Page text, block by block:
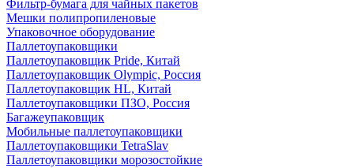
Фильтр-бумага для чайных пакетов
Мешки полипропиленовые
Упаковочное оборудование
Паллетоупаковщики
Паллетоупаковщик Pride, Китай
Паллетоупаковщик Olympic, Россия
Паллетоупаковщик HL, Китай
Паллетоупаковщики ПЗО, Россия
Багажеупаковщик
Мобильные паллетоупаковщики
Паллетоупаковщики TetraSlav
Паллетоупаковщики морозостойкие